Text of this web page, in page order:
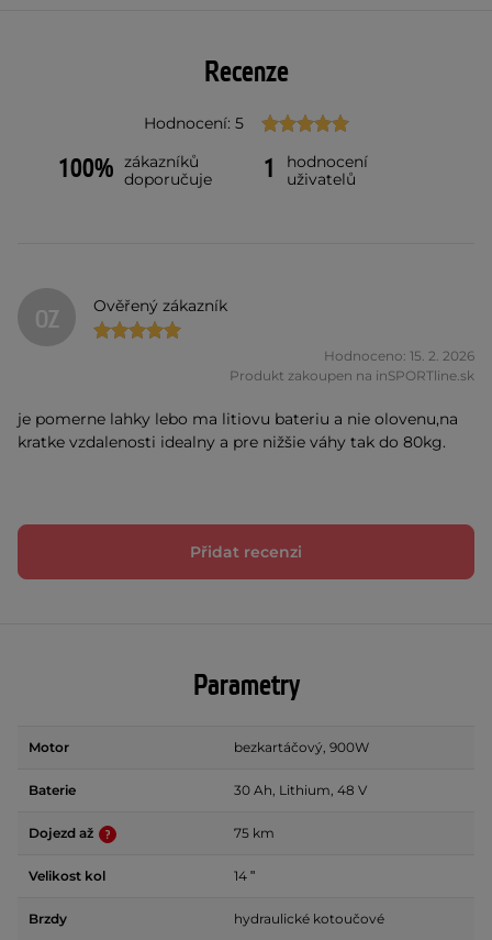
Recenze
Hodnocení: 5
100% zákazníků
doporučuje
1
hodnocení
uživatelů
OZ Ověřený zákazník
Hodnoceno: 15. 2. 2026
Produkt zakoupen na inSPORTline.sk
je pomerne lahky lebo ma litiovu bateriu a nie olovenu,na
kratke vzdalenosti idealny a pre nižšie váhy tak do 80kg.
Přidat recenzi
Parametry
Motor bezkartáčový, 900W
Baterie 30 Ah, Lithium, 48 V
Dojezd až 75 km
Velikost kol 14 ʺ
Brzdy hydraulické kotoučové